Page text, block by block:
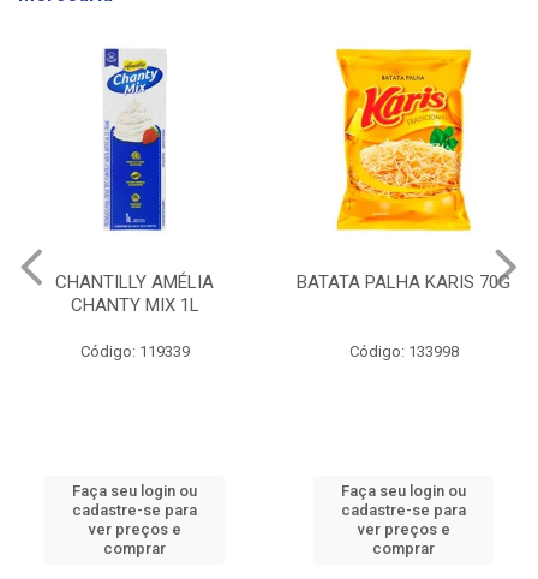
BATATA PALHA KARIS 70G
Código: 133998
Faça seu login ou
cadastre-se para
ver preços e
comprar
CEREAL MATINAL
Código: 136304
Faça seu login ou
cadastre-se para
ver preços e
comprar